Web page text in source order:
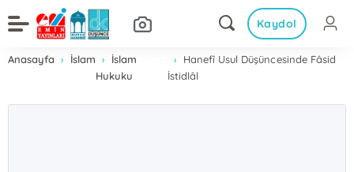
Kaydol
Anasayfa İslam
İslam
Hukuku
Hanefî Usul Düşüncesinde Fâsid
İstidlâl